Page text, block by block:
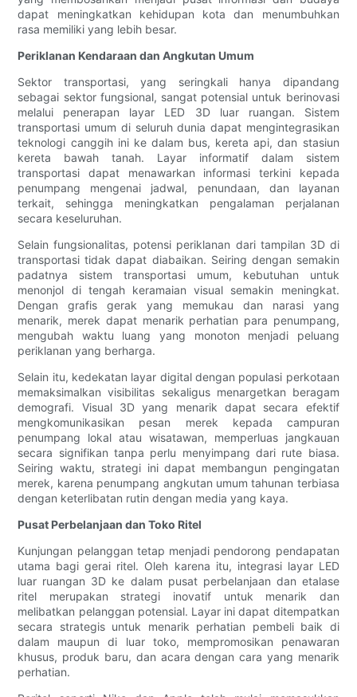
dapat meningkatkan kehidupan kota dan menumbuhkan
rasa memiliki yang lebih besar.
Periklanan Kendaraan dan Angkutan Umum
Sektor transportasi, yang seringkali hanya dipandang
sebagai sektor fungsional, sangat potensial untuk berinovasi
melalui penerapan layar LED 3D luar ruangan. Sistem
transportasi umum di seluruh dunia dapat mengintegrasikan
teknologi canggih ini ke dalam bus, kereta api, dan stasiun
kereta bawah tanah. Layar informatif dalam sistem
transportasi dapat menawarkan informasi terkini kepada
penumpang mengenai jadwal, penundaan, dan layanan
terkait, sehingga meningkatkan pengalaman perjalanan
secara keseluruhan.
Selain fungsionalitas, potensi periklanan dari tampilan 3D di
transportasi tidak dapat diabaikan. Seiring dengan semakin
padatnya sistem transportasi umum, kebutuhan untuk
menonjol di tengah keramaian visual semakin meningkat.
Dengan grafis gerak yang memukau dan narasi yang
menarik, merek dapat menarik perhatian para penumpang,
mengubah waktu luang yang monoton menjadi peluang
periklanan yang berharga.
Selain itu, kedekatan layar digital dengan populasi perkotaan
memaksimalkan visibilitas sekaligus menargetkan beragam
demografi. Visual 3D yang menarik dapat secara efektif
mengkomunikasikan pesan merek kepada campuran
penumpang lokal atau wisatawan, memperluas jangkauan
secara signifikan tanpa perlu menyimpang dari rute biasa.
Seiring waktu, strategi ini dapat membangun pengingatan
merek, karena penumpang angkutan umum tahunan terbiasa
dengan keterlibatan rutin dengan media yang kaya.
Pusat Perbelanjaan dan Toko Ritel
Kunjungan pelanggan tetap menjadi pendorong pendapatan
utama bagi gerai ritel. Oleh karena itu, integrasi layar LED
luar ruangan 3D ke dalam pusat perbelanjaan dan etalase
ritel merupakan strategi inovatif untuk menarik dan
melibatkan pelanggan potensial. Layar ini dapat ditempatkan
secara strategis untuk menarik perhatian pembeli baik di
dalam maupun di luar toko, mempromosikan penawaran
khusus, produk baru, dan acara dengan cara yang menarik
perhatian.